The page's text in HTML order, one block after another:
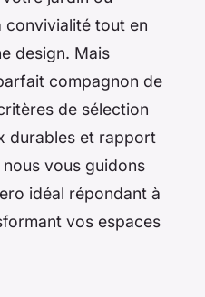
convivialité tout en
design. Mais
compagnon de
de sélection
durables et rapport
vous guidons
idéal répondant à
vos espaces